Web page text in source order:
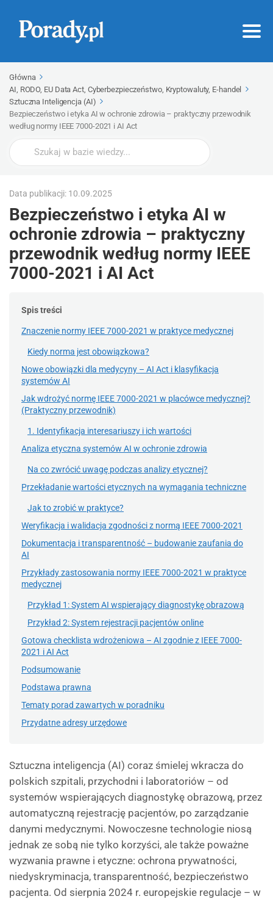
Główna
AI, RODO, EU Data Act, Cyberbezpieczeństwo, Kryptowaluty, E-handel
Sztuczna Inteligencja (AI)
Bezpieczeństwo i etyka AI w ochronie zdrowia – praktyczny przewodnik
według normy IEEE 7000-2021 i AI Act
Wyszukaj
Data publikacji: 10.09.2025
Bezpieczeństwo i etyka AI w
ochronie zdrowia – praktyczny
przewodnik według normy IEEE
7000-2021 i AI Act
Spis treści
Znaczenie normy IEEE 7000-2021 w praktyce medycznej
Kiedy norma jest obowiązkowa?
Nowe obowiązki dla medycyny – AI Act i klasyfikacja
systemów AI
Jak wdrożyć normę IEEE 7000-2021 w placówce medycznej?
(Praktyczny przewodnik)
1. Identyfikacja interesariuszy i ich wartości
Analiza etyczna systemów AI w ochronie zdrowia
Na co zwrócić uwagę podczas analizy etycznej?
Przekładanie wartości etycznych na wymagania techniczne
Jak to zrobić w praktyce?
Weryfikacja i walidacja zgodności z normą IEEE 7000-2021
Dokumentacja i transparentność – budowanie zaufania do
AI
Przykłady zastosowania normy IEEE 7000-2021 w praktyce
medycznej
Przykład 1: System AI wspierający diagnostykę obrazową
Przykład 2: System rejestracji pacjentów online
Gotowa checklista wdrożeniowa – AI zgodnie z IEEE 7000-
2021 i AI Act
Podsumowanie
Podstawa prawna
Tematy porad zawartych w poradniku
Przydatne adresy urzędowe
Sztuczna inteligencja (AI) coraz śmielej wkracza do
polskich szpitali, przychodni i laboratoriów – od
systemów wspierających diagnostykę obrazową, przez
automatyczną rejestrację pacjentów, po zarządzanie
danymi medycznymi. Nowoczesne technologie niosą
jednak ze sobą nie tylko korzyści, ale także poważne
wyzwania prawne i etyczne: ochrona prywatności,
niedyskryminacja, transparentność, bezpieczeństwo
pacjenta. Od sierpnia 2024 r. europejskie regulacje – w